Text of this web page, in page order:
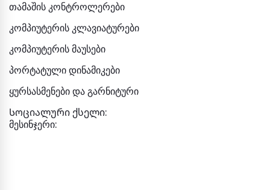
თამაშის კონტროლერები
კომპიუტერის კლავიატურები
კომპიუტერის მაუსები
პორტატული დინამიკები
ყურსასმენები და გარნიტური
Სოციალური ქსელი:
მესინჯერი: